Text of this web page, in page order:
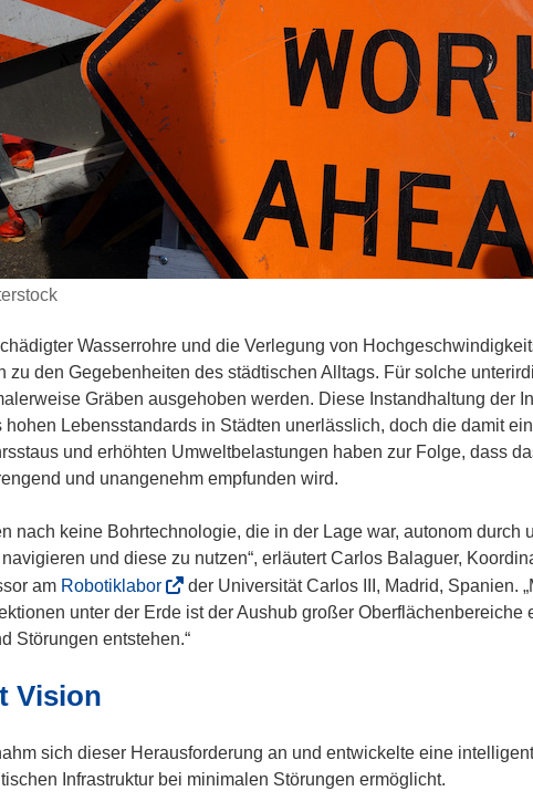
Wasserrohre und die Verlegung von
zu den Gegebenheiten des städtischen Alltags. Für solche
Gräben ausgehoben werden. Diese Instandhaltung der
Lebensstandards in Städten unerlässlich, doch die damit
und erhöhten Umweltbelastungen haben zur Folge, dass
und unangenehm empfunden wird.
nach keine Bohrtechnologie, die in der Lage war, autonom durch
und diese zu nutzen“, erläutert Carlos Balaguer,
am Robotiklabor(
ö
f
i
der Universität Carlos III, Madrid, Spanien.
unter der Erde ist der Aushub großer Oberflächenbereiche
Störungen entstehen.“
Vision
sich dieser Herausforderung an und entwickelte eine
Infrastruktur bei minimalen Störungen ermöglicht.